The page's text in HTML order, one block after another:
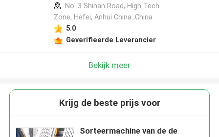
No. 3 Shinan Road, High Tech
Zone, Hefei, Anhui China ,China
5.0
Geverifieerde Leverancier
Bekijk meer
Krijg de beste prijs voor
Sorteermachine van de de